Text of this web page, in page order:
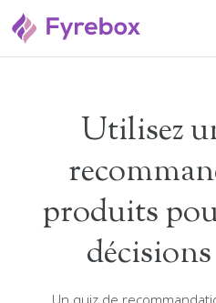
Utilisez
produits
Un quiz de